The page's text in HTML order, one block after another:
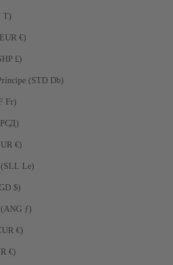
Samoa (WST T)
San Marino (EUR €)
Sant’Elena (SHP £)
São Tomé e Príncipe (STD Db)
Senegal (XOF Fr)
Serbia (RSD РСД)
Seychelles (EUR €)
Sierra Leone (SLL Le)
Singapore (SGD $)
Sint Maarten (ANG ƒ)
Slovacchia (EUR €)
Slovenia (EUR €)